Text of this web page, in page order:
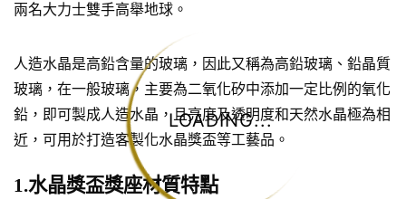
LOADING...
兩名大力士雙手高舉地球。
人造水晶是高鉛含量的玻璃，因此又稱為高鉛玻璃、鉛晶質
玻璃，在一般玻璃，主要為二氧化矽中添加一定比例的氧化
鉛，即可製成人造水晶，且亮度及透明度和天然水晶極為相
近，可用於打造客製化水晶獎盃等工藝品。
1.水晶獎盃獎座材質特點